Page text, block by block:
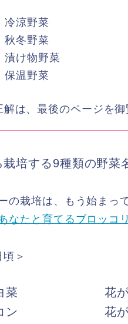
冷涼野菜
秋冬野菜
漬け物野菜
保温野菜
解は、最後のページを
栽培する9種類の野菜
の栽培は、もう始まっ
なたと育てるブロッコ
＞
白菜 花が咲
コン 花が咲